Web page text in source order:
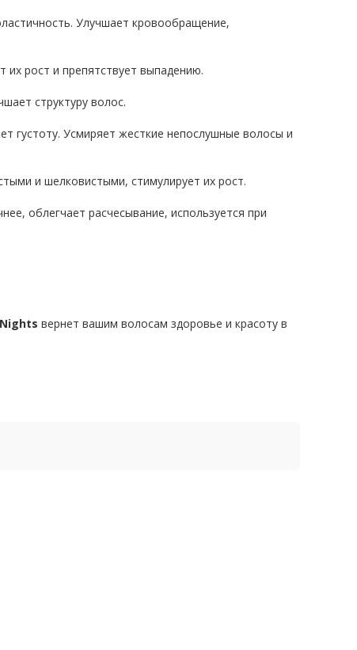
Улучшает кровообращение,
их рост и препятствует выпадению.
структуру волос.
густоту. Усмиряет жесткие непослушные волосы и
и шелковистыми, стимулирует их рост.
облегчает расчесывание, используется при
вернет вашим волосам здоровье и красоту в